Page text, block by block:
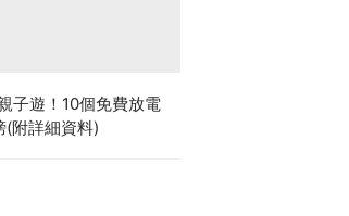
子遊！10個免費放電
(附詳細資料)